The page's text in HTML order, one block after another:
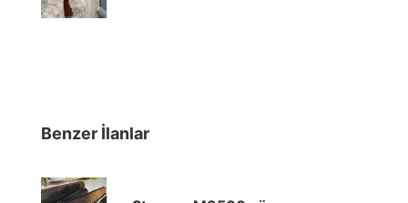
Benzer İlanlar